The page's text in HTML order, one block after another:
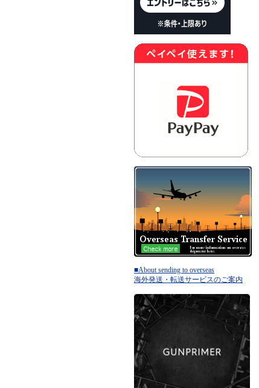
■About sending to overseas
海外発送・転送サービスのご案内